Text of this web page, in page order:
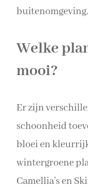
buitenomgeving.
Welke
mooi?
Er zijn
schoonheid
bloei en
wintergroene
Camellia’s en